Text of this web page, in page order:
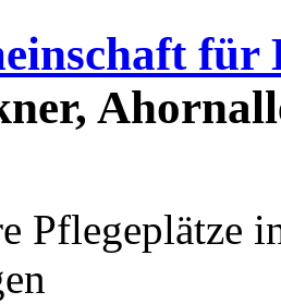
für
Pflegeplätze